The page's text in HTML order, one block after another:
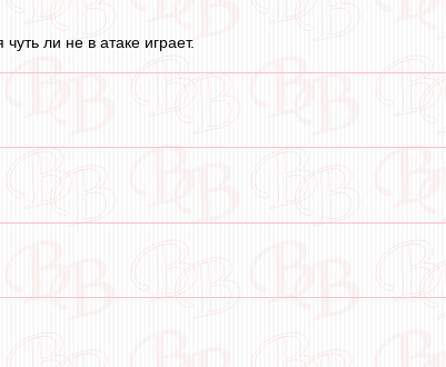
ли не в атаке играет.